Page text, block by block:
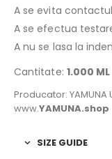
A se evita
A se efectua
A nu se lasa la
Cantitate: 1.000 ML
Producator: YAMUNA
www.YAMUNA.shop
SIZE GUIDE